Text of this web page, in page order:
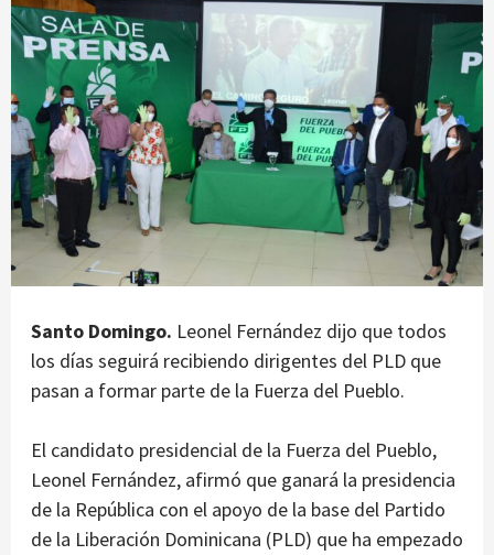
Santo Domingo. Leonel Fernández dijo que todos
los días seguirá recibiendo dirigentes del PLD que
pasan a formar parte de la Fuerza del Pueblo.
El candidato presidencial de la Fuerza del Pueblo,
Leonel Fernández, afirmó que ganará la presidencia
de la República con el apoyo de la base del Partido
de la Liberación Dominicana (PLD) que ha empezado